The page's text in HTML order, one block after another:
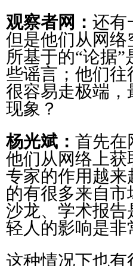
观察者网： 还有
但是他们从网
所基于的“论据
些谣言；他们
很容易走极端，
现象？
杨光斌： 首先在
他们从网络上
专家的作用越
的有很多来自
沙龙、学术报
轻人的影响是非
这种情况下也